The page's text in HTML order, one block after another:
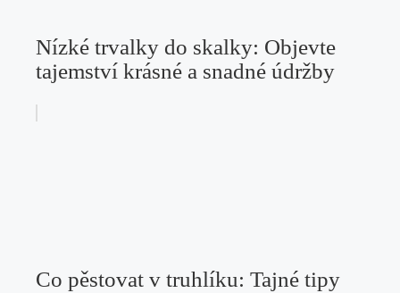
Nízké trvalky do skalky: Objevte
tajemství krásné a snadné údržby
Co pěstovat v truhlíku: Tajné tipy